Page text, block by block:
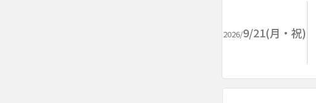
2026/9/21(月・祝)